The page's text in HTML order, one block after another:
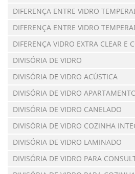
DIFERENÇA ENTRE VIDRO
DIFERENÇA ENTRE VIDRO
DIFERENÇA VIDRO EXTRA CLEAR E
DIVISÓRIA DE VIDRO
DIVISÓRIA DE VIDRO ACÚSTICA
DIVISÓRIA DE VIDRO
DIVISÓRIA DE VIDRO CANELADO
DIVISÓRIA DE VIDRO COZINHA
DIVISÓRIA DE VIDRO LAMINADO
DIVISÓRIA DE VIDRO PARA